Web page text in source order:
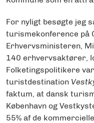
For nyligt besøgte jeg
turismekonference på
Erhvervsministeren,
140 erhvervsaktører,
Folketingspolitikere
turistdestination
faktum, at dansk
København og
55% af de